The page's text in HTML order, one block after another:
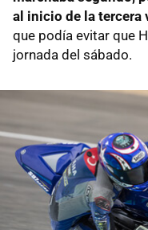
al inicio de la tercera
que podía evitar que
jornada del sábado.